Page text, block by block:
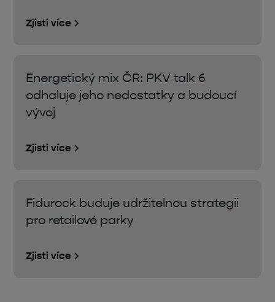
Zjisti více
Energetický mix ČR: PKV talk 6
odhaluje jeho nedostatky a budoucí
vývoj
Zjisti více
Fidurock buduje udržitelnou strategii
pro retailové parky
Zjisti více